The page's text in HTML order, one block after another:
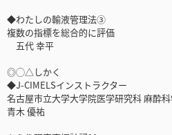
◆わたしの輸液管理法③
複数の指標を総合的に評価
五代 幸平
◎◯△しかく
◆J-CIMELSインストラクター
名古屋市立大学大学院医学研究科 麻酔
青木 優祐